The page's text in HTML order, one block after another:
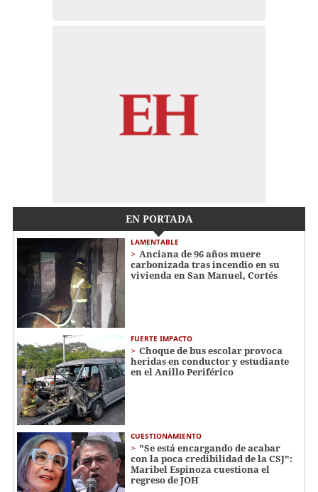
EN PORTADA
LAMENTABLE
Anciana de 96 años muere
carbonizada tras incendio en su
vivienda en San Manuel, Cortés
FUERTE IMPACTO
Choque de bus escolar provoca
heridas en conductor y estudiante
en el Anillo Periférico
CUESTIONAMIENTO
"Se está encargando de acabar
con la poca credibilidad de la CSJ":
Maribel Espinoza cuestiona el
regreso de JOH